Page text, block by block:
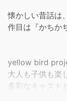
懐かしい昔話は
作目は『かちか
yellow bird
大人も子供も楽
多彩なキャスト
『おじいさん